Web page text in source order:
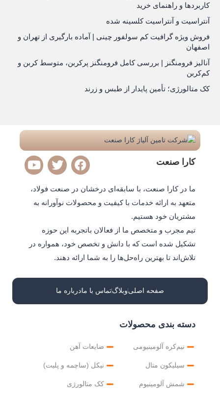
و
ب
ر
ی
:
کاربردها و راهنمای خرید
آنتراسیت و آنتراسیت کلسینه شده
فروش ویژه گرافیت کم سولفور چینی | آماده بارگیری از تهران و
اصفهان
آنالیز فرومنگنز | بررسی کامل فرومنگنز پرکربن، متوسط کربن و
کم‌کربن
کک متالورژی؛ تأمین پایدار از طبس و زرند
کارا صنعت
F
a
e
b
o
k
T
w
t
t
r
Y
o
t
u
ما در کارا صنعت، با سابقه‌ای درخشان در صنعت فولاد،
متعهد به ارائه خدمات با کیفیت و محصولات نوآورانه به
مشتریان خود هستیم.
تیم مجرب و متخصص ما از فعالان باتجربه این حوزه
تشکیل شده است که با دانش و تخصص خود، همواره در
تلاش‌اند تا بهترین راه‌حل‌ها را به شما ارائه دهند.
صفحه اصلی وبلاگتماس با مادرباره ما
دسته بندی محصولات
نیم‌کره آلومینیومی
سیلیکون متال
شمش آلومینیوم
ضایعات آهن
نیکل (ساچمه و پلیت)
کک متالورژی